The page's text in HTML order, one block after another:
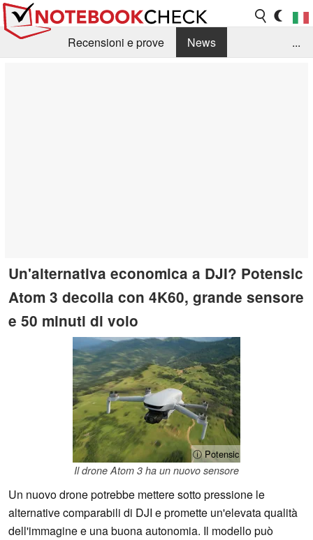
Recensioni e prove
News
...
Un'alternativa economica a DJI? Potensic
Atom 3 decolla con 4K60, grande sensore
e 50 minuti di volo
ⓘ Potensic
Il drone Atom 3 ha un nuovo sensore
Un nuovo drone potrebbe mettere sotto pressione le
alternative comparabili di DJI e promette un'elevata qualità
dell'immagine e una buona autonomia. Il modello può